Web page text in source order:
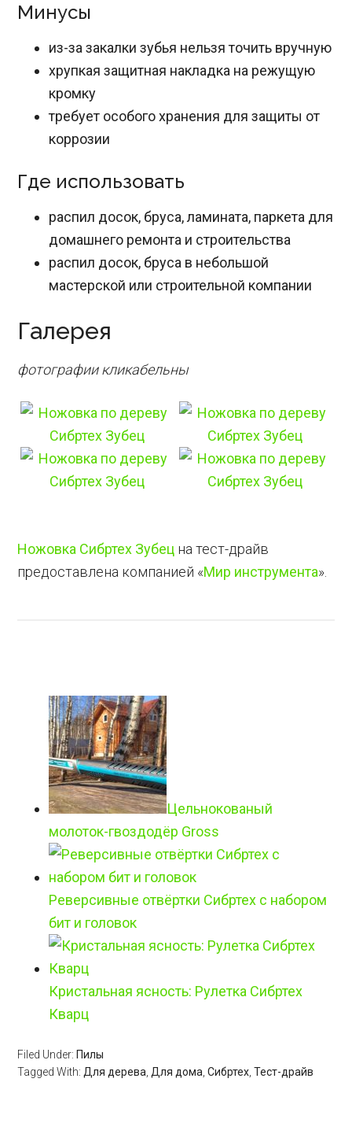
Минусы
из-за закалки зубья нельзя точить вручную
хрупкая защитная накладка на режущую
кромку
требует особого хранения для защиты от
коррозии
Где использовать
распил досок, бруса, ламината, паркета для
домашнего ремонта и строительства
распил досок, бруса в небольшой
мастерской или строительной компании
Галерея
фотографии кликабельны
Ножовка Сибртех Зубец на тест-драйв
предоставлена компанией «Мир инструмента».
Цельнокованый
молоток-гвоздодёр Gross
Реверсивные отвёртки Сибртех с набором
бит и головок
Кристальная ясность: Рулетка Сибртех
Кварц
Filed Under: Пилы
Tagged With: Для дерева Для дома ,Сибртех ,Тест-драйв